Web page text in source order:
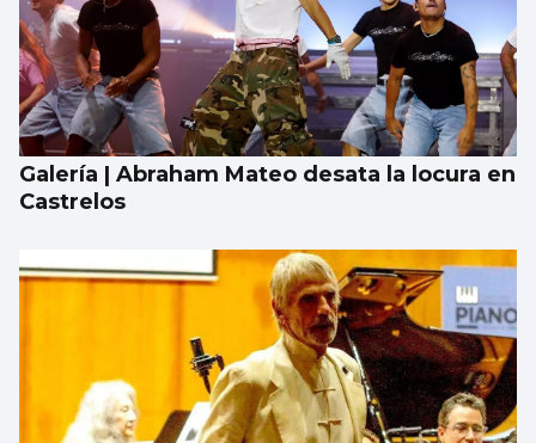
Galería | Abraham Mateo desata la locura en
Castrelos